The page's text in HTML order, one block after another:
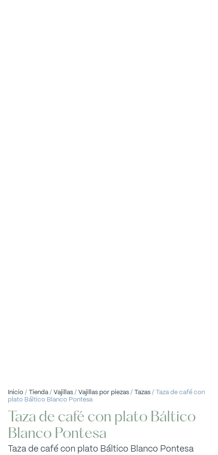
Inicio/Tienda/Vajillas/Vajillas por piezas/Tazas/ Taza de café con
plato Báltico Blanco Pontesa
Taza de café con plato Báltico
Blanco Pontesa
Taza de café con plato Báltico Blanco Pontesa